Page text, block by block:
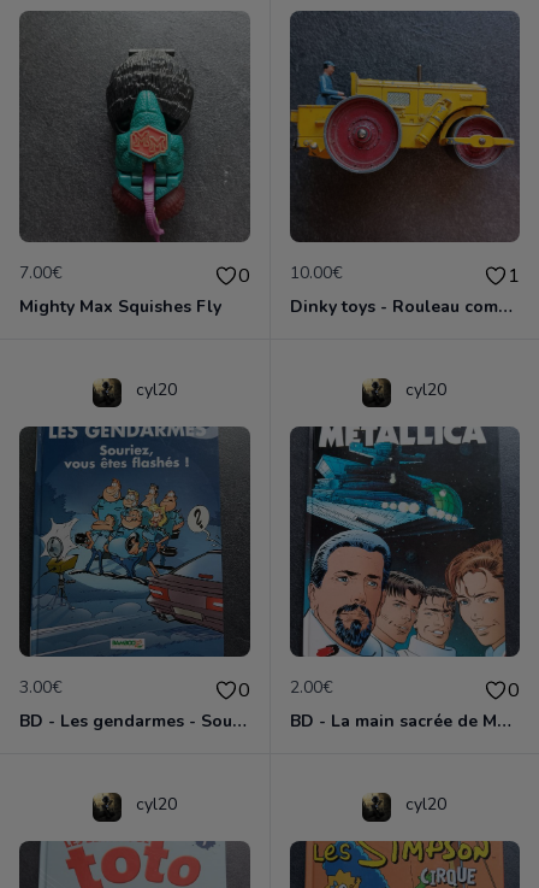
7.00€ 0
Mighty Max Squishes Fly
10.00€ 1
Dinky toys - Rouleau compresseur - Richier 90A
cyl20
3.00€ 0
BD - Les gendarmes - Souriez, vous êtes flashés - Tome 5
cyl20
2.00€ 0
BD - La main sacrée de Metallica
cyl20 cyl20